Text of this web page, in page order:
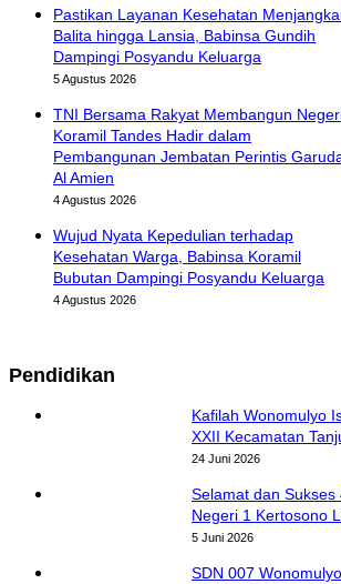
Pastikan Layanan Kesehatan
Balita hingga Lansia, Babinsa Gundih
Dampingi Posyandu Keluarga
5 Agustus 2026
TNI Bersama Rakyat Membangun
Koramil Tandes Hadir dalam
Pembangunan Jembatan Perintis
Al Amien
4 Agustus 2026
Wujud Nyata Kepedulian terhadap
Kesehatan Warga, Babinsa Koramil
Bubutan Dampingi Posyandu Keluarga
4 Agustus 2026
Pendidikan
Kafilah Wonomulyo
XXII Kecamatan
24 Juni 2026
Selamat dan Sukses
Negeri 1 Kertosono
5 Juni 2026
SDN 007